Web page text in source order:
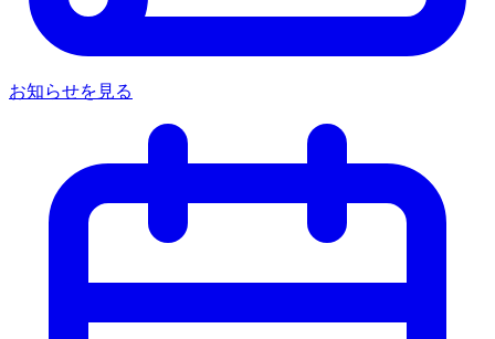
お知らせを見る